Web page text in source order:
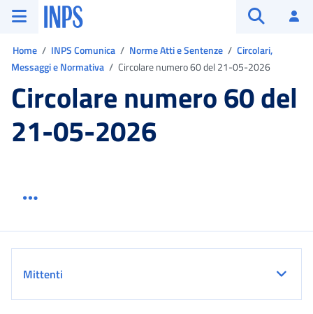
Vai al menu principale
Vai al contenuto principale
Vai al pie' di pagina
INPS ()
Home INPS Comunica Norme Atti e Sentenze
Circolari,
Messaggi e Normativa
Circolare numero 60 del 21-05-2026
Circolare numero 60 del
21-05-2026
Mittenti